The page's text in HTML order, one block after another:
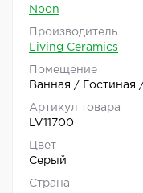
Noon
Производитель
Living Ceramics
Помещение
Ванная /
Артикул товара
LV11700
Цвет
Серый
Страна